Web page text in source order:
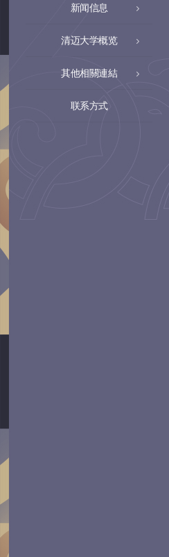
新闻信息
清迈大学概览
其他相關連結
联系方式